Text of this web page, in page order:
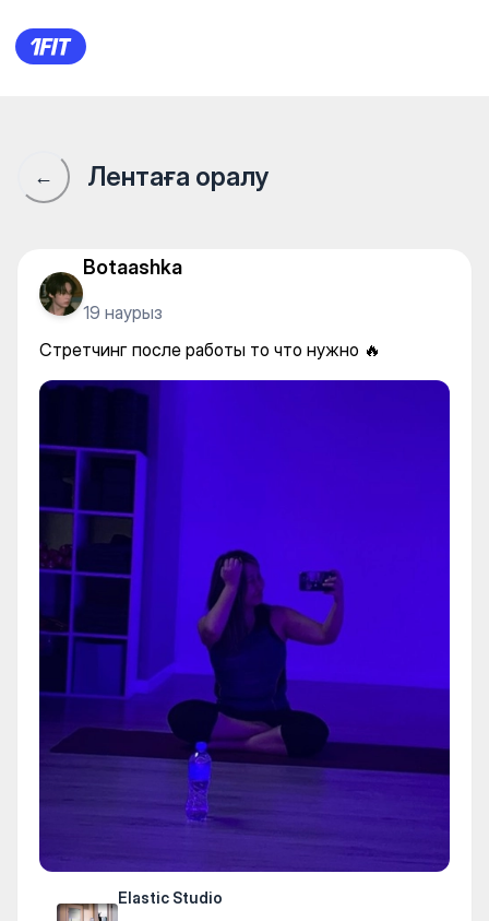
Elastic Studio — Stretching
← Лентаға оралу
Botaashka
19 наурыз
Стретчинг после работы то что нужно 🔥
Elastic Studio